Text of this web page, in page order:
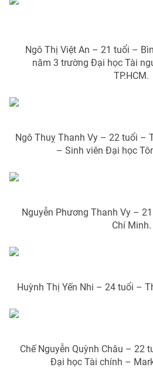
Ngô Thị Việt An – 21 tuổi –
năm 3 trường Đại học Tài
TP.HCM.
Ngô Thuỵ Thanh Vy – 22 tuổi –
– Sinh viên Đại học
Nguyễn Phương Thanh Vy –
Chí Minh.
Huỳnh Thị Yến Nhi – 24 tuổi –
Chế Nguyễn Quỳnh Châu – 22
Đại học Tài chính –